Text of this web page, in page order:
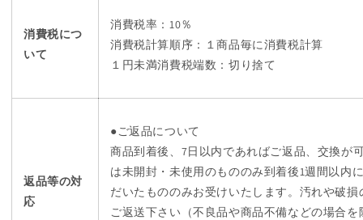
消費税につ
いて
消費税率：10％
消費税計算順序：１商品毎に消費税計算
１円未満消費税端数：切り捨て
返品等の対
応
●ご返品について
商品到着後、7日以内であればご返品、交換が
は未開封・未使用のもののみ到着後1週間以内
だいたもののみお受けいたします。汚れや破損
ご返送下さい（不良品や商品不備などの場合を